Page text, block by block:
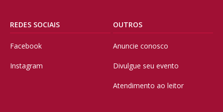
REDES SOCIAIS
Facebook
Instagram
OUTROS
Anuncie conosco
Divulgue seu evento
Atendimento ao leitor